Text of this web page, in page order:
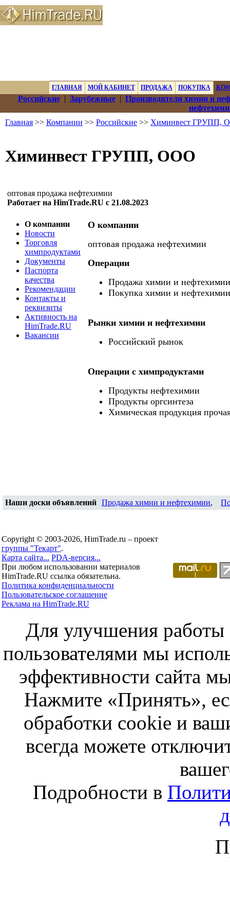
ГЛАВНАЯ МОЙ КАБИНЕТ ПРОДАЖА ПОКУПКА
Российские| Зарубежные| Производители химии и
Главная >> Компании >> Российские >> Химинвест ГРУПП,
Химинвест ГРУПП, ООО
оптовая продажа нефтехимии
Работает на HimTrade.RU с 21.08.2023
О компании
Новости
Торговля
химпродуктами
Документы
Паспорта
качества
Рекомендации
Контакты и
реквизиты
Активность на
HimTrade.RU
Вакансии
О компании
оптовая продажа нефтехимии
Операции
Продажа химии и нефтехимии
Покупка химии и нефтехимии
Рынки химии и нефтехимии
Российский рынок
Операции c химпродуктами
Продукты нефтехимии
Продукты оргсинтеза
Химическая продукция
Наши доски объявлений Продажа химии и нефтехимии,
Copyright © 2003-2026, HimTrade.ru – проект
группы "Текарт".
Карта сайта... PDA-версия...
При любом использовании материалов
HimTrade.RU ссылка обязательна.
Политика конфиденциальности
Пользовательское соглашение
Реклама на HimTrade.RU
Для улучшения работы
пользователями мы
эффективности сайта
Нажмите «Принять»,
обработки cookie и
всегда можете
Подробности в